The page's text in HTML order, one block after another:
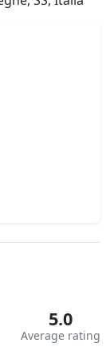
5.0
Average rating